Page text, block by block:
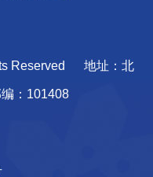
Reserved 地址：北
编：101408